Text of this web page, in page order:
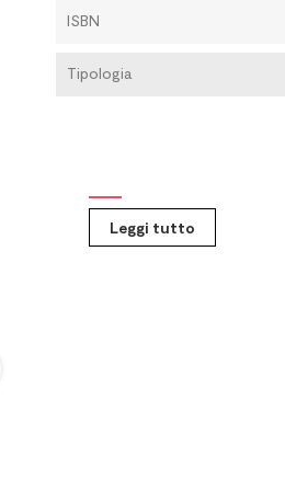
ISBN
Tipologia
Leggi tutto